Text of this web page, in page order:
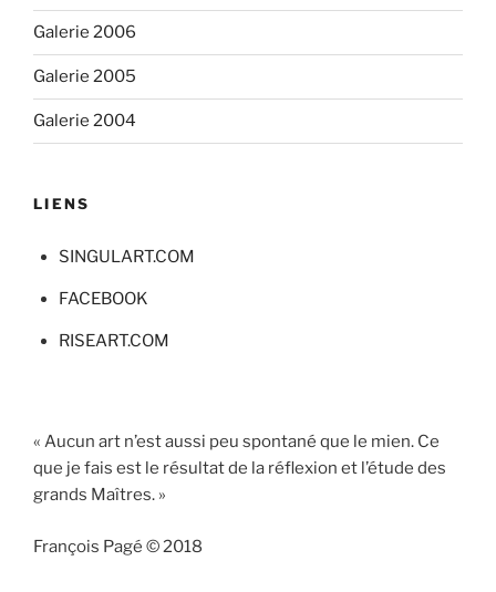
Galerie 2006
Galerie 2005
Galerie 2004
LIENS
SINGULART.COM
FACEBOOK
RISEART.COM
« Aucun art n’est aussi peu spontané que le mien. Ce
que je fais est le résultat de la réflexion et l’étude des
grands Maîtres. »
François Pagé © 2018